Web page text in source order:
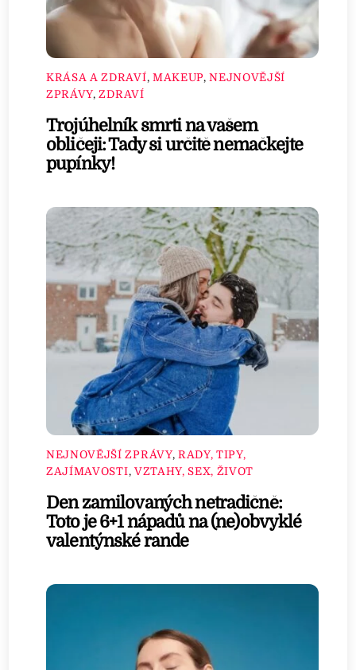
KRÁSA A ZDRAVÍ, MAKEUP,NEJNOVĚJŠÍ
ZPRÁVY,ZDRAVÍ
Trojúhelník smrti na vašem
obličeji: Tady si určitě nemačkejte
pupínky!
NEJNOVĚJŠÍ ZPRÁVY, RADY, TIPY,
ZAJÍMAVOSTI, VZTAHY, SEX, ŽIVOT
Den zamilovaných netradičně:
Toto je 6+1 nápadů na (ne)obvyklé
valentýnské rande